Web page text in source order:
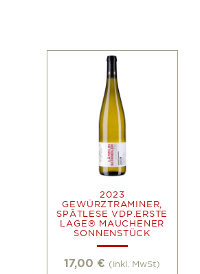
2023
GEWÜRZTRAMINER,
SPÄTLESE VDP.ERSTE
LAGE® MAUCHENER
SONNENSTÜCK
17,00 € (inkl. MwSt)